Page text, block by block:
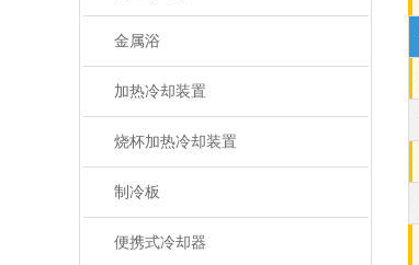
金属浴
加热冷却装置
烧杯加热冷却装置
制冷板
便携式冷却器